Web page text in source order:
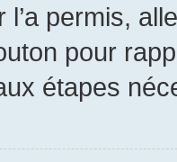
l’a permis,
pour
étapes